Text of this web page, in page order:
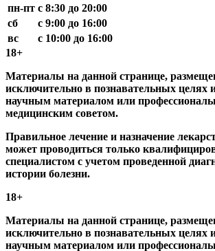
пн-пт с 8:30 до 20:00
сб
с 9:00 до 16:00
вс
с 10:00 до 16:00
18+
Материалы на данной странице,
исключительно в познавательных целях
научным материалом или
медицинским советом.
Правильное лечение и назначение
может проводиться только
специалистом с учетом проведенной
истории болезни.
18+
Материалы на данной странице,
исключительно в познавательных целях
научным материалом или